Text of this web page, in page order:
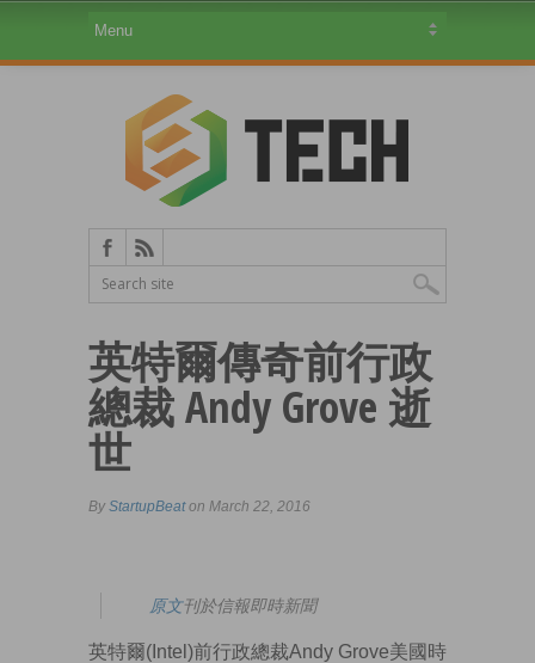
英特爾傳奇前行政
總裁 Andy Grove 逝
世
By StartupBeaton March 22, 2016
原文刊於信報即時新聞
英特爾(Intel)前行政總裁Andy Grove美國時